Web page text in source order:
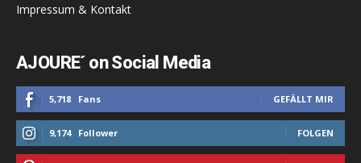
Impressum & Kontakt
AJOURE´ on Social Media
5,718 Fans GEFÄLLT MIR
9,174 Follower FOLGEN